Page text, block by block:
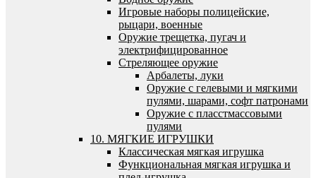
Игровые наборы полицейские,
рыцари, военные
Оружие трещетка, пугач и
электрифицированное
Стреляющее оружие
Арбалеты, луки
Оружие с гелевыми и мягкими
пулями, шарами, софт патронами
Оружие с пласстмассовыми
пулями
10. МЯГКИЕ ИГРУШКИ
Классическая мягкая игрушка
Функциональная мягкая игрушка и